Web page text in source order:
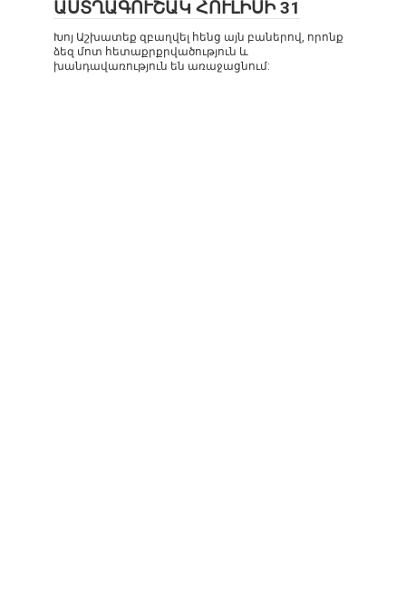
ԱՍՏՂԱԳՈՒՇԱԿ ՀՈՒԼԻՍԻ 31
Խոյ Աշխատեք զբաղվել հենց այն բաներով, որոնք
ձեզ մոտ հետաքրքրվածություն և
խանդավառություն են առաջացնում: